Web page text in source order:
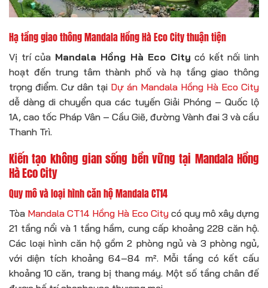
Hạ tầng giao thông Mandala Hồng Hà Eco City thuận tiện
Vị trí của Mandala Hồng Hà Eco City có kết nối linh
hoạt đến trung tâm thành phố và hạ tầng giao thông
trọng điểm. Cư dân tại Dự án Mandala Hồng Hà Eco City
dễ dàng di chuyển qua các tuyến Giải Phóng – Quốc lộ
1A, cao tốc Pháp Vân – Cầu Giẽ, đường Vành đai 3 và cầu
Thanh Trì.
Kiến tạo không gian sống bền vững tại Mandala Hồng
Hà Eco City
Quy mô và loại hình căn hộ Mandala CT14
Tòa Mandala CT14 Hồng Hà Eco City có quy mô xây dựng
21 tầng nổi và 1 tầng hầm, cung cấp khoảng 228 căn hộ.
Các loại hình căn hộ gồm 2 phòng ngủ và 3 phòng ngủ,
với diện tích khoảng 64–84 m². Mỗi tầng có kết cấu
khoảng 10 căn, trang bị thang máy. Một số tầng chân đế